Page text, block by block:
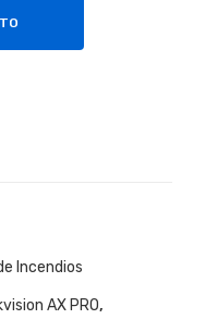
Incendios
AX PRO,